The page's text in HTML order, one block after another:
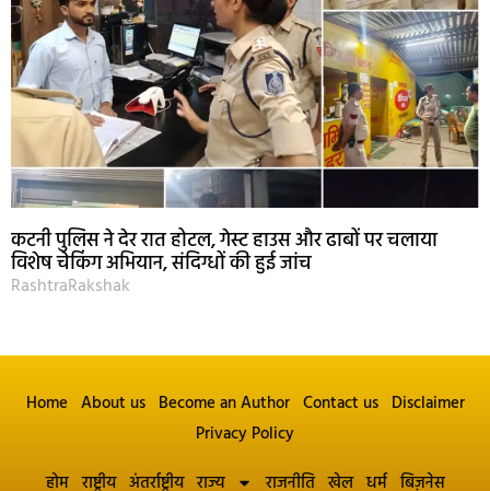
कटनी पुलिस ने देर रात होटल, गेस्ट हाउस और ढाबों पर चलाया
विशेष चेकिंग अभियान, संदिग्धों की हुई जांच
RashtraRakshak
Home About us Become an Author Contact us Disclaimer
Privacy Policy
होम राष्ट्रीय अंतर्राष्ट्रीय राज्य राजनीति खेल धर्म बिज़नेस